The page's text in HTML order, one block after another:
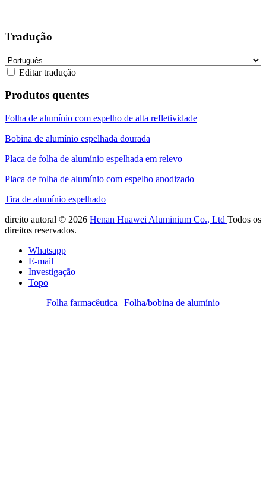
Tradução
Editar tradução
Produtos quentes
Folha de alumínio com espelho de alta refletividade
Bobina de alumínio espelhada dourada
Placa de folha de alumínio espelhada em relevo
Placa de folha de alumínio com espelho anodizado
Tira de alumínio espelhado
direito autoral © 2026 Henan Huawei Aluminium Co., Ltd Todos os
direitos reservados.
Whatsapp
E-mail
Investigação
Topo
Folha farmacêutica | Folha/bobina de alumínio